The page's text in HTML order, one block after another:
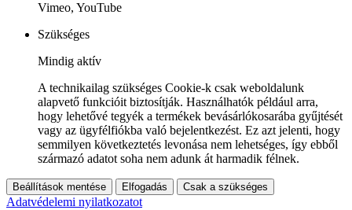
Vimeo, YouTube
Szükséges
Mindig aktív
A technikailag szükséges Cookie-k csak weboldalunk
alapvető funkcióit biztosítják. Használhatók például arra,
hogy lehetővé tegyék a termékek bevásárlókosarába gyűjtését
vagy az ügyfélfiókba való bejelentkezést. Ez azt jelenti, hogy
semmilyen következtetés levonása nem lehetséges, így ebből
származó adatot soha nem adunk át harmadik félnek.
Beállítások mentése Elfogadás Csak a szükséges
Adatvédelemi nyilatkozatot